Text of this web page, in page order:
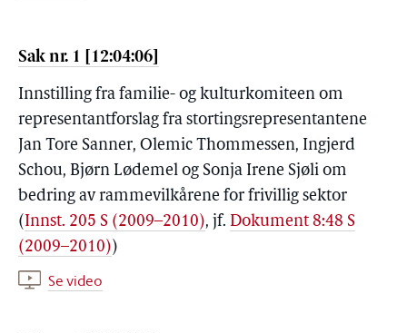
Sak nr. 1 [12:04:06]
Innstilling fra familie- og kulturkomiteen om
representantforslag fra stortingsrepresentantene
Jan Tore Sanner, Olemic Thommessen, Ingjerd
Schou, Bjørn Lødemel og Sonja Irene Sjøli om
bedring av rammevilkårene for frivillig sektor
(Innst. 205 S (2009–2010), jf. Dokument 8:48 S
(2009–2010))
Se video